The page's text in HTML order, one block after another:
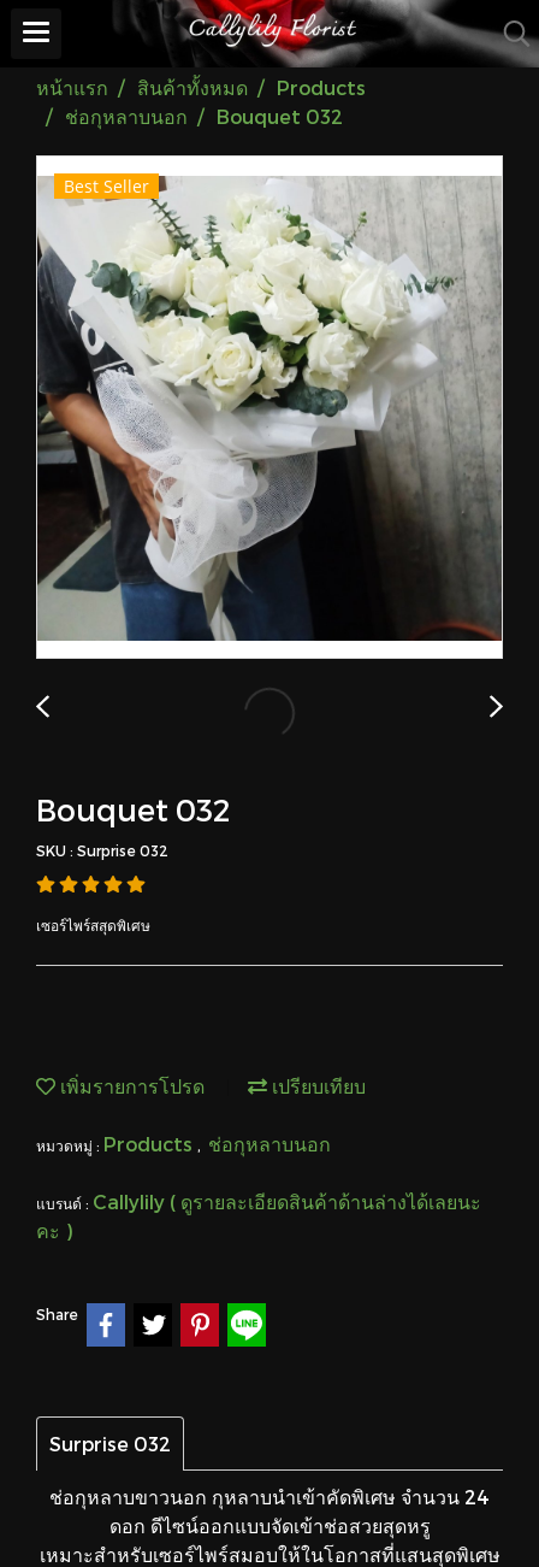
หน้าแรก สินค้าทั้งหมด
Products
ช่อกุหลาบนอก
Bouquet 032
Best Seller
Bouquet 032
SKU : Surprise 032
เซอร์ไพร์สสุดพิเศษ
เพิ่มรายการโปรด เปรียบเทียบ
หมวดหมู่ : Products , ช่อกุหลาบนอก
แบรนด์ : Callylily ( ดูรายละเอียดสินค้าด้านล่างได้เลยนะ
คะ )
Share
Surprise 032
ช่อกุหลาบขาวนอก กุหลาบนำเข้าคัดพิเศษ จำนวน 24
ดอก ดีไซน์ออกแบบจัดเข้าช่อสวยสุดหรู
เหมาะสำหรับเซอร์ไพร์สมอบให้ในโอกาสที่แสนสุดพิเศษ